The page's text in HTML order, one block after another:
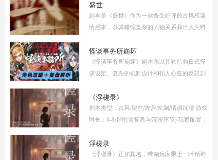
《撕裂2愚者的无冕之作》玩家点评关键词：
机制
盛世
剧本杀《盛世》作为一款备受好评的古风权谋
情感本，以其错综复杂的人物关系和出人意料
供全面的复盘解析，包括角色攻略、关键线索
解
怪谈事务所崩坏
《怪谈事务所崩坏》剧本杀以其独特的日式怪
谈设定、复杂的机制设计和扣人心弦的反转剧
复盘、体验测评、新本攻略、类型时间和玩家
点
《浮槎录》
剧本类型：古风/架空/阵营/机制/情感沉浸 游戏
时长：6-8小时(含复盘与沉浸环节) 玩家配置：
别选择以增强代入感) 适合玩家：适合喜爱深
度
浮槎录
《浮槎录》正如其名，带领玩家乘上一叶精神